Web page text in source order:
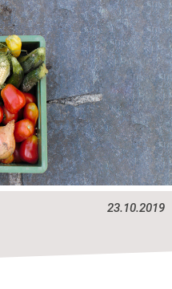
23.10.2019